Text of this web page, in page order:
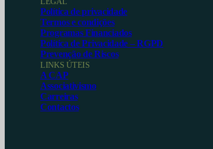
Política de privacidade
Termos e condições
Programas Financiados
Política de Privacidade – RGPD
Prevenção de Riscos
LINKS ÚTEIS
A CAP
Associativismo
Carreiras
Contactos